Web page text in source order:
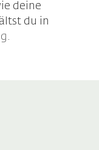
deine
du in
.